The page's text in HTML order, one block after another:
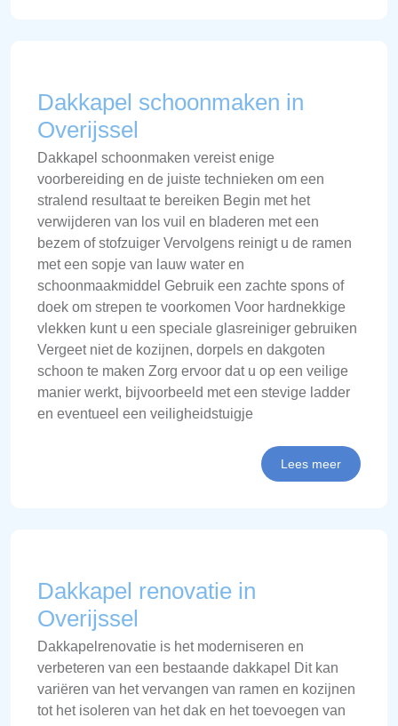
Dakkapel schoonmaken in
Overijssel
Dakkapel schoonmaken vereist enige
voorbereiding en de juiste technieken om een
stralend resultaat te bereiken Begin met het
verwijderen van los vuil en bladeren met een
bezem of stofzuiger Vervolgens reinigt u de ramen
met een sopje van lauw water en
schoonmaakmiddel Gebruik een zachte spons of
doek om strepen te voorkomen Voor hardnekkige
vlekken kunt u een speciale glasreiniger gebruiken
Vergeet niet de kozijnen, dorpels en dakgoten
schoon te maken Zorg ervoor dat u op een veilige
manier werkt, bijvoorbeeld met een stevige ladder
en eventueel een veiligheidstuigje
Lees meer
Dakkapel renovatie in
Overijssel
Dakkapelrenovatie is het moderniseren en
verbeteren van een bestaande dakkapel Dit kan
variëren van het vervangen van ramen en kozijnen
tot het isoleren van het dak en het toevoegen van